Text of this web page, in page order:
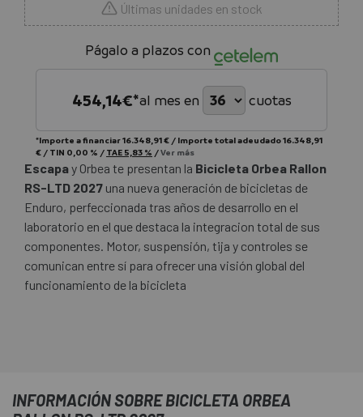
Últimas unidades en stock
Págalo a plazos con
454,14€*al mes en cuotas
*Importe a financiar16.348,91 € / Importe total adeudado16.348,91
€ / TIN 0,00 % / TAE 5,83 % /Ver más
Escapay Orbea te presentan la Bicicleta Orbea Rallon
RS-LTD 2027 una nueva generación de bicicletas de
Enduro, perfeccionada tras años de desarrollo en el
laboratorio en el que destaca la integracion total de sus
componentes. Motor, suspensión, tija y controles se
comunican entre sí para ofrecer una visión global del
funcionamiento de la bicicleta
INFORMACIÓN SOBRE BICICLETA ORBEA